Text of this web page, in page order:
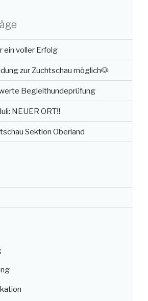
ein voller Erfolg
zur Zuchtschau möglich🐶
Begleithundeprüfung
NEUER ORT‼️
Sektion Oberland